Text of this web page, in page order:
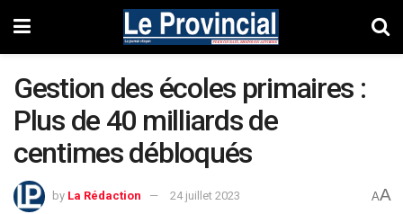
Gestion des écoles primaires :
Plus de 40 milliards de
centimes débloqués
by La Rédaction 24 juillet 2023 AA